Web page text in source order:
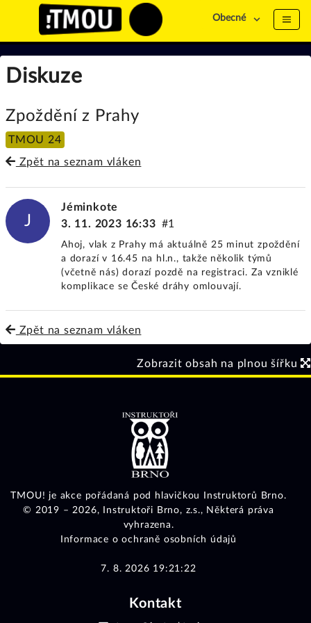
Obecné
Diskuze
Zpoždění z Prahy
TMOU 24
Zpět na seznam vláken
J
Jéminkote
#1
3. 11. 2023 16:33
Ahoj, vlak z Prahy má aktuálně 25 minut zpoždění
a dorazí v 16.45 na hl.n., takže několik týmů
(včetně nás) dorazí pozdě na registraci. Za vzniklé
komplikace se České dráhy omlouvají.
Zpět na seznam vláken
Zobrazit obsah na plnou šířku
TMOU! je akce pořádaná pod hlavičkou Instruktorů Brno.
© 2019 – 2026,
Instruktoři Brno, z.s., Některá práva
vyhrazena.
Informace o ochraně osobních údajů
7. 8. 2026 19:21:22
Kontakt